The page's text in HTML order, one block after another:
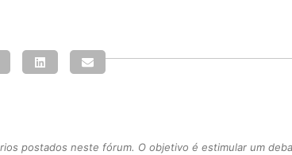
postados neste fórum. O objetivo é estimular um